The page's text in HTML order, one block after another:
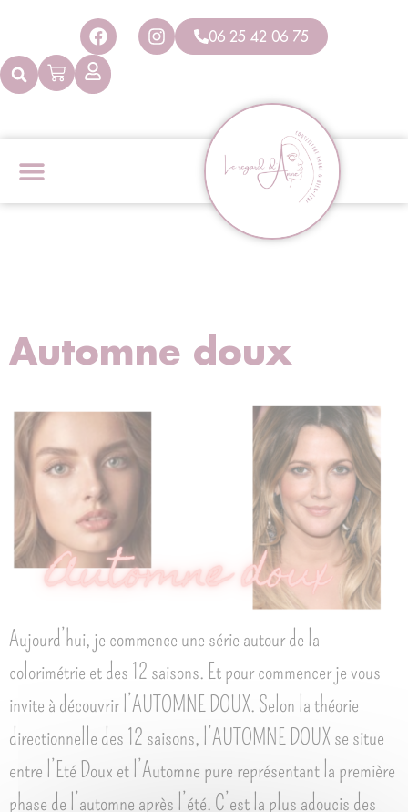
06 25 42 06 75
Automne doux
Aujourd’hui, je commence une série autour de la
colorimétrie et des 12 saisons. Et pour commencer je vous
invite à découvrir l’AUTOMNE DOUX. Selon la théorie
directionnelle des 12 saisons, l’AUTOMNE DOUX se situe
entre l’Eté Doux et l’Automne pure représentant la première
phase de l’automne après l’été. C’est la plus adoucis des
Panneau de gestion des cookies